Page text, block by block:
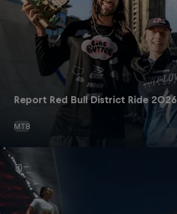
Report Red Bull District Ride 2026
MTB